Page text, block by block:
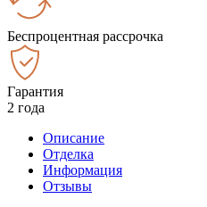
Беспроцентная рассрочка
Гарантия
2 года
Описание
Отделка
Информация
Отзывы